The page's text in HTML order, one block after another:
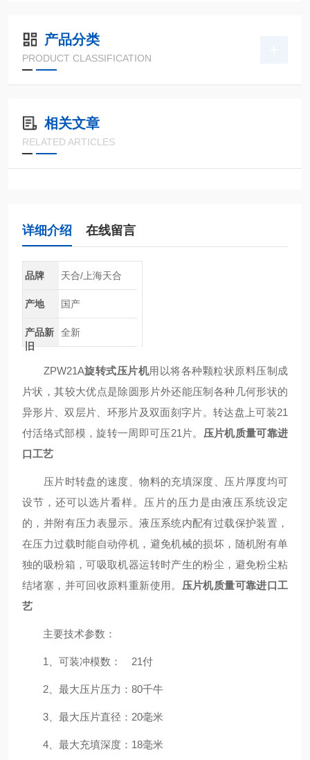
产品分类
PRODUCT CLASSIFICATION
相关文章
RELATED ARTICLES
详细介绍 在线留言
品牌 天合/上海天合
产地 国产
产品新
旧
全新
ZPW21A旋转式压片机用以将各种颗粒状原料压制成
片状，其较大优点是除圆形片外还能压制各种几何形状的
异形片、双层片、环形片及双面刻字片。转达盘上可装21
付活络式部模，旋转一周即可压21片。 压片机质量可靠进
口工艺
压片时转盘的速度、物料的充填深度、压片厚度均可
设节，还可以选片看样。压片的压力是由液压系统设定
的，并附有压力表显示。液压系统内配有过载保护装置，
在压力过载时能自动停机，避免机械的损坏，随机附有单
独的吸粉箱，可吸取机器运转时产生的粉尘，避免粉尘粘
结堵塞，并可回收原料重新使用。 压片机质量可靠进口工
艺
主要技术参数：
1、可装冲模数： 21付
2、最大压片压力：80千牛
3、最大压片直径：20毫米
4、最大充填深度：18毫米